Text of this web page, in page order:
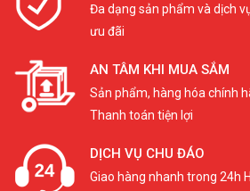
Đa dạng sản phẩm và dịch
ưu đãi
AN TÂM KHI MUA SẮM
Sản phẩm, hàng hóa chính
Thanh toán tiện lợi
DỊCH VỤ CHU ĐÁO
Giao hàng nhanh trong 24h